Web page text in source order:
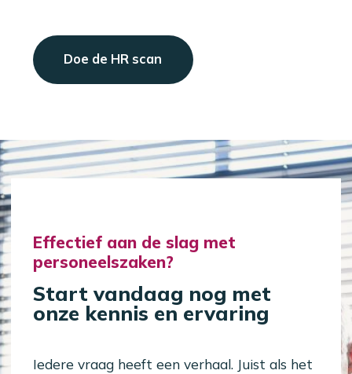
Doe de HR scan
Effectief aan de slag met
personeelszaken?
Start vandaag nog met
onze kennis en ervaring
Iedere vraag heeft een verhaal. Juist als het